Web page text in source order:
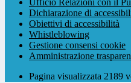
Ufficio Relazioni con il
Dichiarazione di
Obiettivi di accessibilità
Whistleblowing
Gestione consensi cookie
Amministrazione
Pagina visualizzata 2189